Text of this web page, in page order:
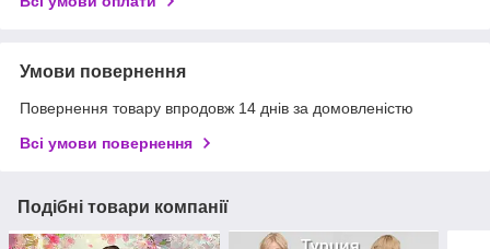
Умови повернення
Повернення товару впродовж 14 днів за домовленістю
Всі умови повернення
Подібні товари компанії